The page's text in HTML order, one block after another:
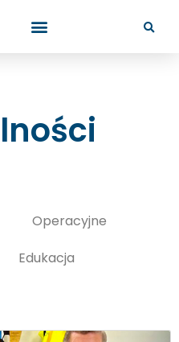
Operacyjne
Edukacja